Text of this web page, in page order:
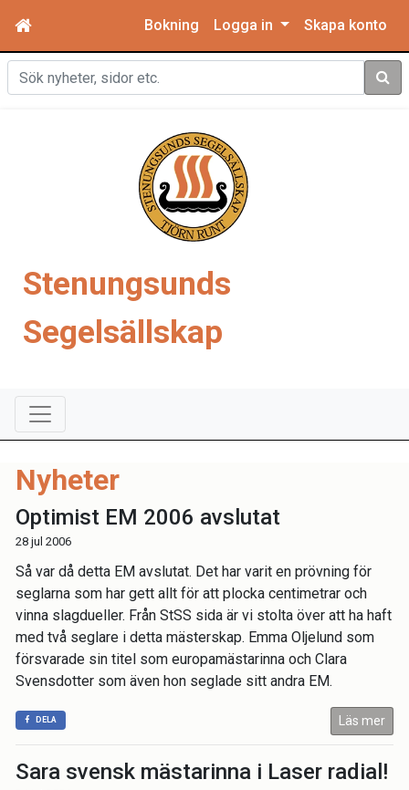
Bokning Logga in Skapa konto
Sök
Stenungsunds
Segelsällskap
Nyheter
Optimist EM 2006 avslutat
28 jul 2006
Så var då detta EM avslutat. Det har varit en prövning för
seglarna som har gett allt för att plocka centimetrar och
vinna slagdueller. Från StSS sida är vi stolta över att ha haft
med två seglare i detta mästerskap. Emma Oljelund som
försvarade sin titel som europamästarinna och Clara
Svensdotter som även hon seglade sitt andra EM.
DELA Läs mer
Sara svensk mästarinna i Laser radial!